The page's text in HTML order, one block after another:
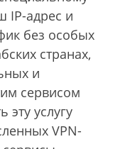
IP-адрес и
без особых
странах,
и
сервисом
эту услугу
VPN-